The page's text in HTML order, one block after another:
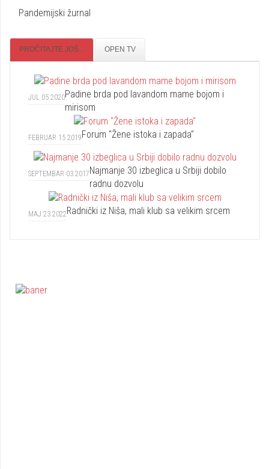
Pandemijski žurnal
PROČITAJTE JOŠ... OPEN TV
JUL 05 2020Padine brda pod lavandom mame bojom i
mirisom
FEBRUAR 15 2019Forum "Žene istoka i zapada"
SEPTEMBAR 03 2017 Najmanje 30 izbeglica u Srbiji dobilo
radnu dozvolu
MAJ 23 2022Radnički iz Niša, mali klub sa velikim srcem